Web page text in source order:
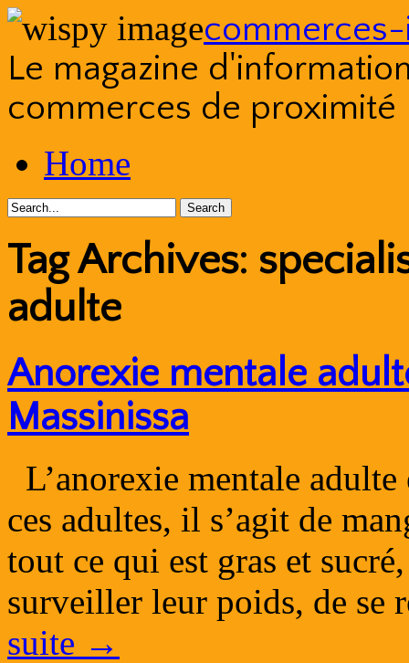
Le magazine
commerces de proximité
to
contentHome
Tag Archives:
adulte
Anorexie mentale
Massinissa
L’anorexie mentale
ces adultes, il s’agit de
tout ce qui est gras et
surveiller leur poids, de
suite →